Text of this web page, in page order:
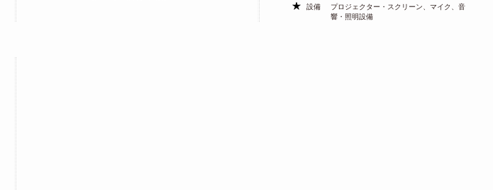
設備
プロジェクター・スクリーン、マイク、音
響・照明設備